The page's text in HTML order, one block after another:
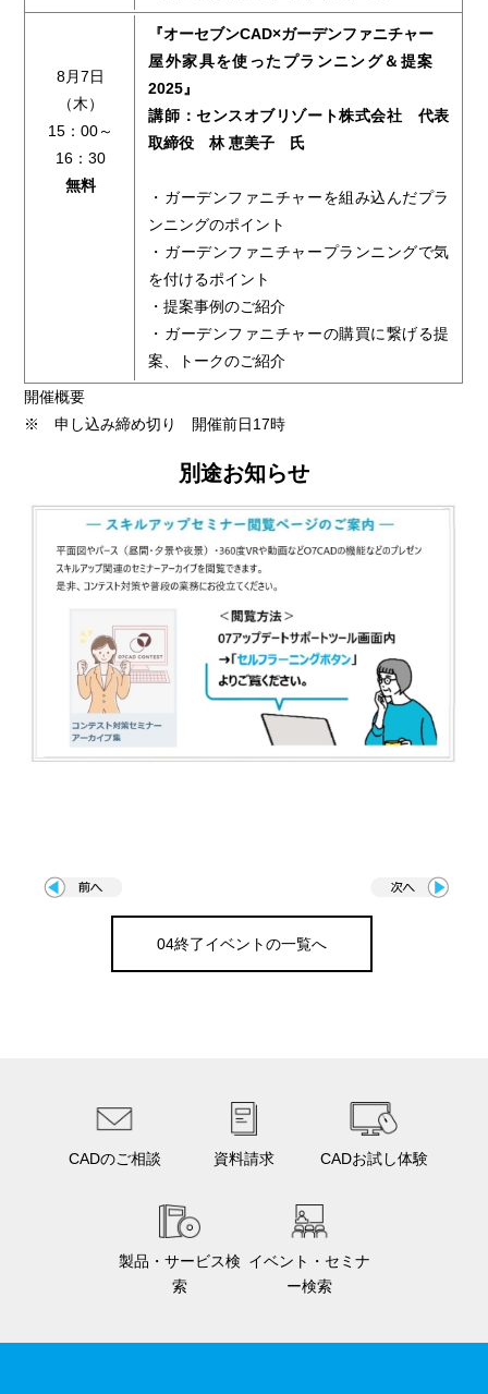
8月7日
（木）
15：00～
16：30
無料
『オーセブンCAD×ガーデンファニチャー
屋外家具を使ったプランニング＆提案
2025』
講師：センスオブリゾート株式会社 代表
取締役 林 恵美子 氏
・ガーデンファニチャーを組み込んだプラ
ンニングのポイント
・ガーデンファニチャープランニングで気
を付けるポイント
・提案事例のご紹介
・ガーデンファニチャーの購買に繋げる提
案、トークのご紹介
開催概要
※ 申し込み締め切り 開催前日17時
別途お知らせ
04終了イベントの一覧へ
CADのご相談 資料請求 CADお試し体験
製品・サービス検
索
イベント・セミナ
ー検索